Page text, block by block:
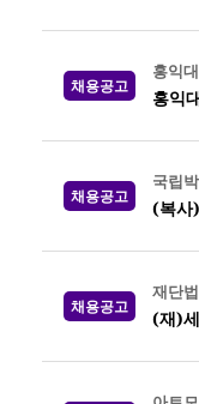
채용공고
홍익
홍익
채용공고
국립
(복사
채용공고
재단
(재)